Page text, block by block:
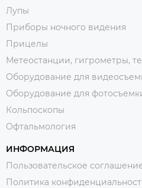
Лупы
Приборы ночного видения
Прицелы
Метеостанции, гигрометры,
Оборудование для
Оборудование для
Кольпоскопы
Офтальмология
ИНФОРМАЦИЯ
Пользовательское
Политика